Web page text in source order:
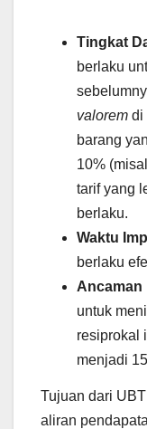
Tingkat
berlaku
valorem di
barang
10%
tarif yang
berlaku.
Waktu
berlaku
Ancaman
untuk
resiprokal
menjadi
Tujuan dari
aliran